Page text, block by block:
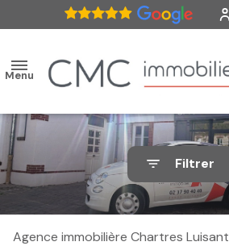
Menu
accueil
ventes
Filtrer
Agence immobilière Chartres Luisant